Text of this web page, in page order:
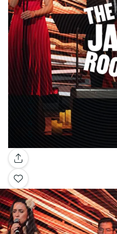
Galería